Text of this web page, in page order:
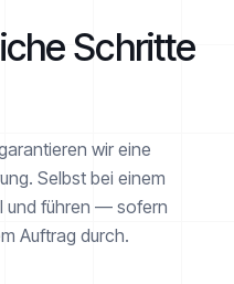
Schritte
wir eine
Selbst bei einem
und führen — sofern
Auftrag durch.